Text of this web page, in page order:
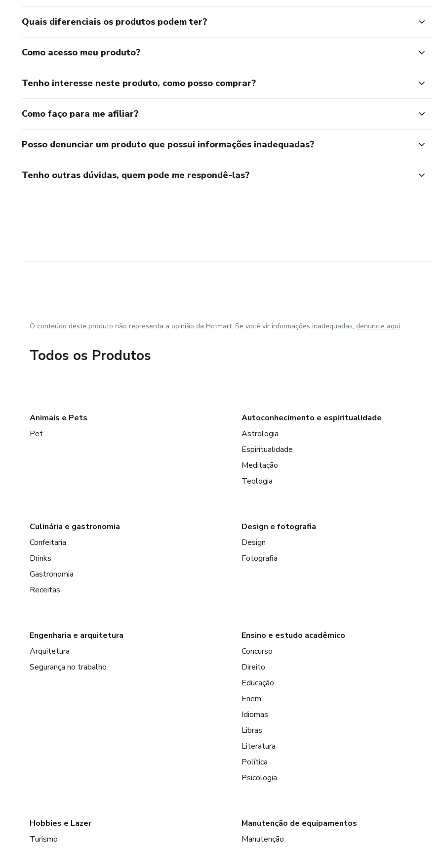
Quais diferenciais os produtos podem ter?
Como acesso meu produto?
Tenho interesse neste produto, como posso comprar?
Como faço para me afiliar?
Posso denunciar um produto que possui informações inadequadas?
Tenho outras dúvidas, quem pode me respondê-las?
O conteúdo deste produto não representa a opinião da Hotmart. Se você vir informações inadequadas, denuncie aqui
Todos os Produtos
Animais e Pets
Pet
Autoconhecimento e espiritualidade
Astrologia
Espiritualidade
Meditação
Teologia
Culinária e gastronomia
Confeitaria
Drinks
Gastronomia
Receitas
Design e fotografia
Design
Fotografia
Engenharia e arquitetura
Arquitetura
Segurança no trabalho
Ensino e estudo acadêmico
Concurso
Direito
Educação
Enem
Idiomas
Libras
Literatura
Política
Psicologia
Hobbies e Lazer
Turismo
Manutenção de equipamentos
Manutenção